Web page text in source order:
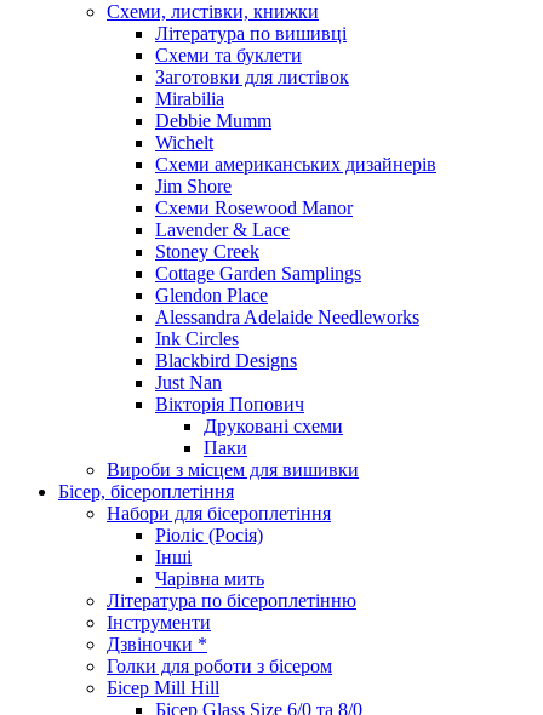
Схеми, листівки, книжки
Література по вишивці
Схеми та буклети
Заготовки для листівок
Mirabilia
Debbie Mumm
Wichelt
Схеми американських дизайнерів
Jim Shore
Cхеми Rosewood Manor
Lavender & Lace
Stoney Creek
Cottage Garden Samplings
Glendon Place
Alessandra Adelaide Needleworks
Ink Circles
Blackbird Designs
Just Nan
Вікторія Попович
Друковані схеми
Паки
Вироби з місцем для вишивки
Бісер, бісероплетіння
Набори для бісероплетіння
Ріоліс (Росія)
Інші
Чарівна мить
Література по бісероплетінню
Інструменти
Дзвіночки *
Голки для роботи з бісером
Бісер Mill Hill
Бісер Glass Size 6/0 та 8/0